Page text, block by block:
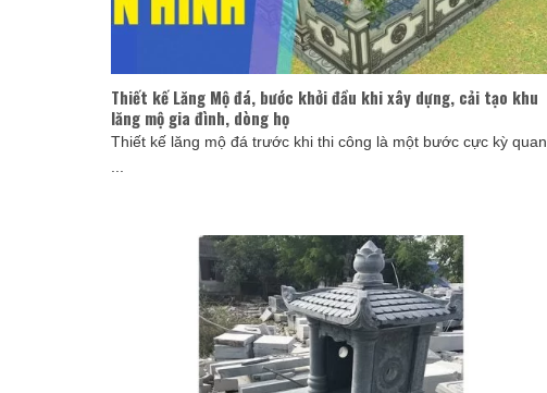
Thiết kế Lăng Mộ đá, bước khởi đầu khi xây dựng, cải tạo khu
lăng mộ gia đình, dòng họ
Thiết kế lăng mộ đá trước khi thi công là một bước cực kỳ quan